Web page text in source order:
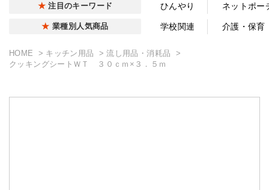
注目のキーワード ひんやり ネットポー
業種別人気商品 学校関連 介護・保育
HOME キッチン用品
流し用品・消耗品
クッキングシートＷＴ ３０ｃｍ×３．５ｍ